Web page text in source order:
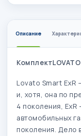
Описание
Lovato Smart ExR
и, хотя, она по
4 поколения,
автомобильных
поколения. Дело